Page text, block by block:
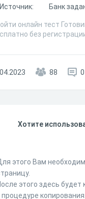
Источник:
Банк
онлайн тест
без
88 0
Хотите
этого Вам
этого здесь
процедуре копирования.